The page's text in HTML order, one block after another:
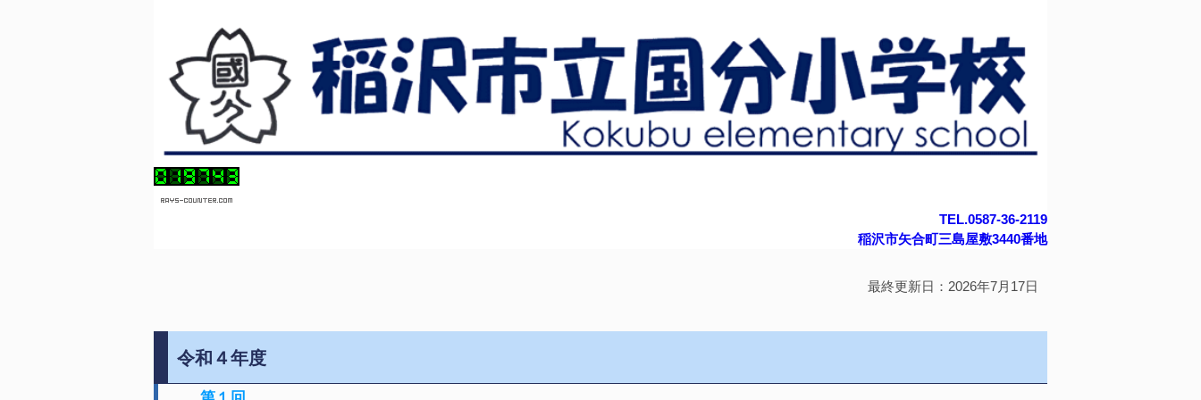
TEL.0587-36-2119
稲沢市矢合町三島屋敷3440番地
最終更新日：2026年7月17日
令和４年度